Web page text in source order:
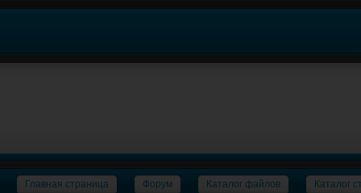
Главная страница Форум Каталог файлов Каталог